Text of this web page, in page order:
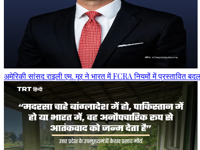
अमेरिकी सांसद राइली एम. मूर ने भारत में FCRA नियमों में प्रस्तावित